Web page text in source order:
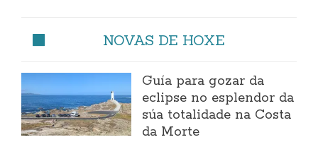
NOVAS DE HOXE
Guía para gozar da
eclipse no esplendor da
súa totalidade na Costa
da Morte